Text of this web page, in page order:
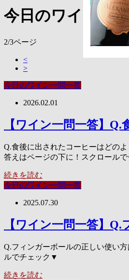
今日のワイン一
2/3ページ
<
>
今日のワイン一問一答
2026.02.01
【ワイン一問一答】
Q.食後に出されたコーヒーはどの
答えはページの下に！スクロール
続きを読む
今日のワイン一問一答
2025.07.30
【ワイン一問一答】
Q.フィンガーボールの正しい使い
ルでチェック▼
続きを読む